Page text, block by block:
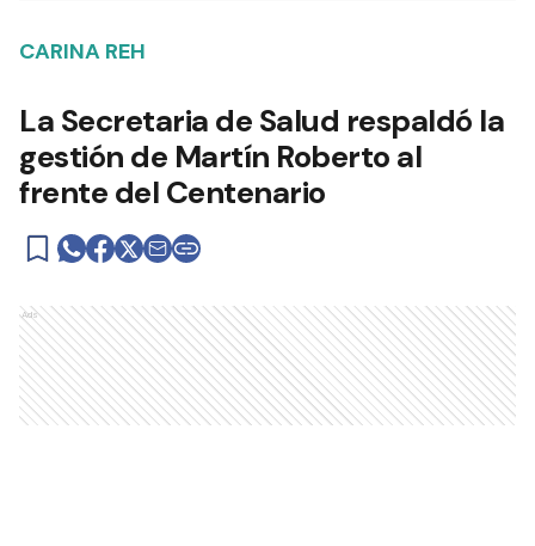
CARINA REH
La Secretaria de Salud respaldó la
gestión de Martín Roberto al
frente del Centenario
Ads